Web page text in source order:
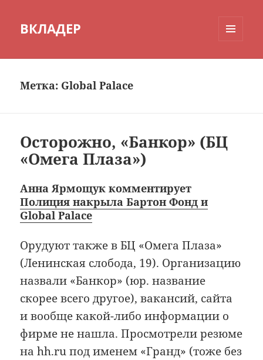
ВКЛАДЕР
Метка: Global Palace
Осторожно, «Банкор» (БЦ
«Омега Плаза»)
Анна Ярмощук комментирует
Полиция накрыла Бартон Фонд и
Global Palace
Орудуют также в БЦ «Омега Плаза»
(Ленинская слобода, 19). Организацию
назвали «Банкор» (юр. название
скорее всего другое), вакансий, сайта
и вообще какой-либо информации о
фирме не нашла. Просмотрели резюме
на hh.ru под именем «Гранд» (тоже без